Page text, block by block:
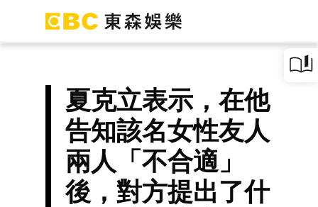
夏克立表示，在他
告知該名女性友人
兩人「不合適」
後，對方提出了什